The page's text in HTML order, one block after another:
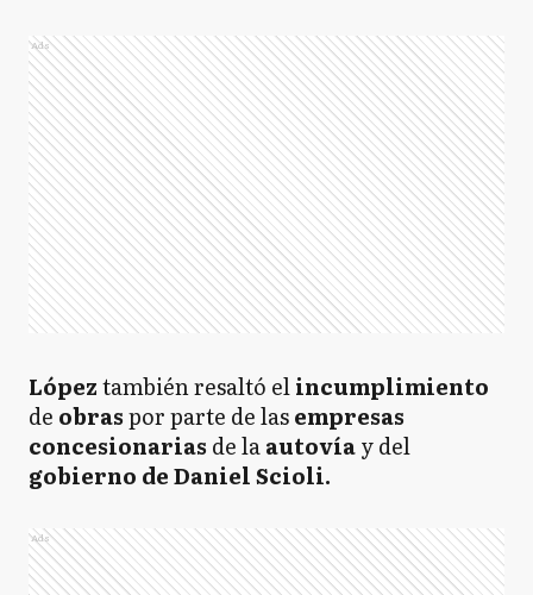
Ads
Lópeztambién resaltó elincumplimiento
de obraspor parte de lasempresas
concesionarias de laautovíay del
gobierno de Daniel Scioli.
Ads